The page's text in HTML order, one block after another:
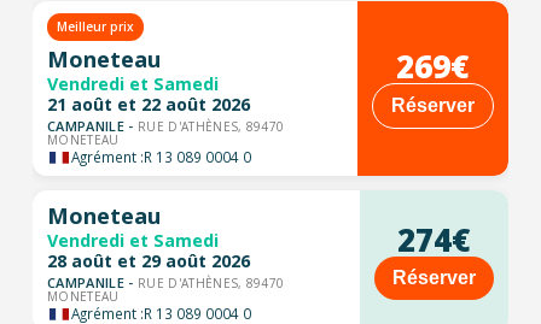
Meilleur prix
Moneteau
Vendredi et Samedi
21 août et 22 août 2026
CAMPANILE - RUE D'ATHÈNES, 89470
MONETEAU
Agrément :R 13 089 0004 0
269€
Réserver
Moneteau
Vendredi et Samedi
28 août et 29 août 2026
CAMPANILE - RUE D'ATHÈNES, 89470
MONETEAU
Agrément :R 13 089 0004 0
274€
Réserver